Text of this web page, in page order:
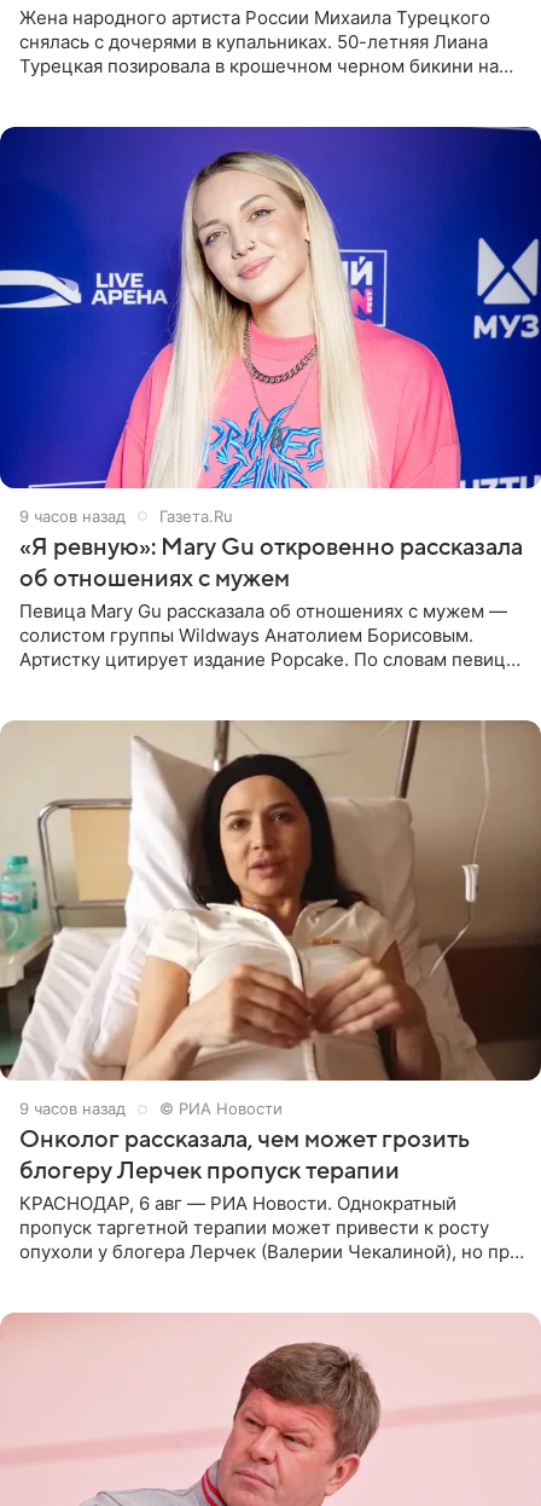
Жена народного артиста России Михаила Турецкого
снялась с дочерями в купальниках. 50-летняя Лиана
Турецкая позировала в крошечном черном бикини на
9 часов назад Газета.Ru
«Я ревную»: Mary Gu откровенно рассказала
об отношениях с мужем
Певица Mary Gu рассказала об отношениях с мужем —
солистом группы Wildways Анатолием Борисовым.
Артистку цитирует издание Popcake. По словам певицы,
9 часов назад © РИА Новости
Онколог рассказала, чем может грозить
блогеру Лерчек пропуск терапии
КРАСНОДАР, 6 авг — РИА Новости. Однократный
пропуск таргетной терапии может привести к росту
опухоли у блогера Лерчек (Валерии Чекалиной), но при